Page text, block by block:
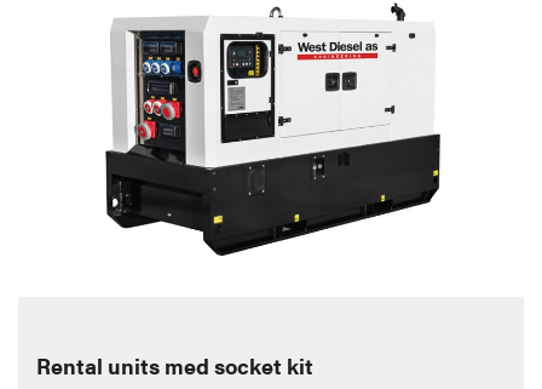
Rental units med socket kit